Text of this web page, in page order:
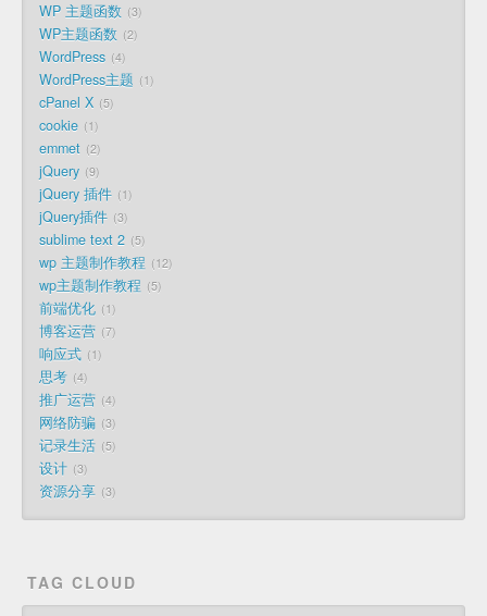
WP 主题函数 3
WP主题函数 2
WordPress 4
WordPress主题 1
cPanel X 5
cookie 1
emmet 2
jQuery 9
jQuery 插件 1
jQuery插件 3
sublime text 2 5
wp 主题制作教程 12
wp主题制作教程 5
前端优化 1
博客运营 7
响应式 1
思考 4
推广运营 4
网络防骗 3
记录生活 5
设计 3
资源分享 3
TAG CLOUD